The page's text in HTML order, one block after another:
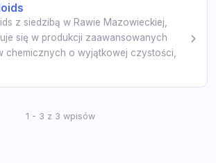
z siedzibą w Rawie Mazowieckiej,
się w produkcji zaawansowanych
chemicznych o wyjątkowej czystości,
1 - 3 z 3 wpisów